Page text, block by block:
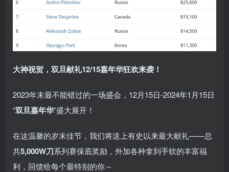
大神祝贺，双旦献礼12/15嘉年华狂欢来袭！
2023年末最不能错过的一场盛会，12月15日-2024年1月15日
“双旦嘉年华”盛大展开！
在这温馨的岁末佳节，我们将送上有史以来最大献礼——总
共5,000W刀系列赛保底奖励，外加各种拿到手软的丰富福
利，回馈给每个最特别的你～